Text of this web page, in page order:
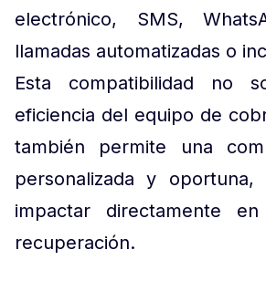
electrónico, SMS,
llamadas automatizadas o
Esta compatibilidad no
eficiencia del equipo de
también permite una
personalizada y
impactar directamente
recuperación.